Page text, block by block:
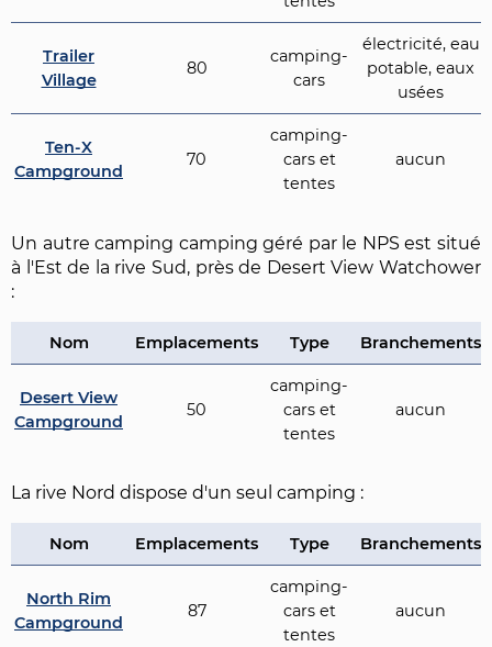
Trailer
Village
80
camping-
cars
électricité, eau
potable, eaux
usées
Ten-X
Campground
70
camping-
cars et
tentes
aucun
Un autre camping camping géré par le NPS est situé
à l'Est de la rive Sud, près de Desert View Watchower
:
Nom Emplacements Type Branchements
Desert View
Campground
50
camping-
cars et
tentes
aucun
La rive Nord dispose d'un seul camping :
Nom Emplacements Type Branchements
North Rim
Campground
87
camping-
cars et
tentes
aucun